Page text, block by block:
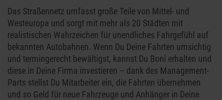
Das Straßennetz umfasst große Teile von Mittel- und
Westeuropa und sorgt mit mehr als 20 Städten mit
realistischen Wahrzeichen für unendliches Fahrgefühl auf
bekannten Autobahnen. Wenn Du Deine Fahrten umsichtig
und termingerecht bewältigst, kannst Du Boni erhalten und
diese in Deine Firma investieren – dank des Management-
Parts stellst Du Mitarbeiter ein, die Fahrten übernehmen
und so Geld für neue Fahrzeuge und Anhänger in Deine